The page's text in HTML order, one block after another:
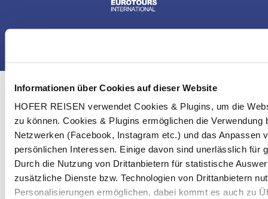
Informationen über Cookies auf dieser Website
HOFER REISEN verwendet Cookies & Plugins, um die
zu können. Cookies & Plugins ermöglichen die
Netzwerken (Facebook, Instagram etc.) und das Anpassen
persönlichen Interessen. Einige davon sind unerlässlich für
Durch die Nutzung von Drittanbietern für statistische
zusätzliche Dienste bzw. Technologien von Drittanbietern
Personalisierungen ermöglichen, dabei kommt es auch zu